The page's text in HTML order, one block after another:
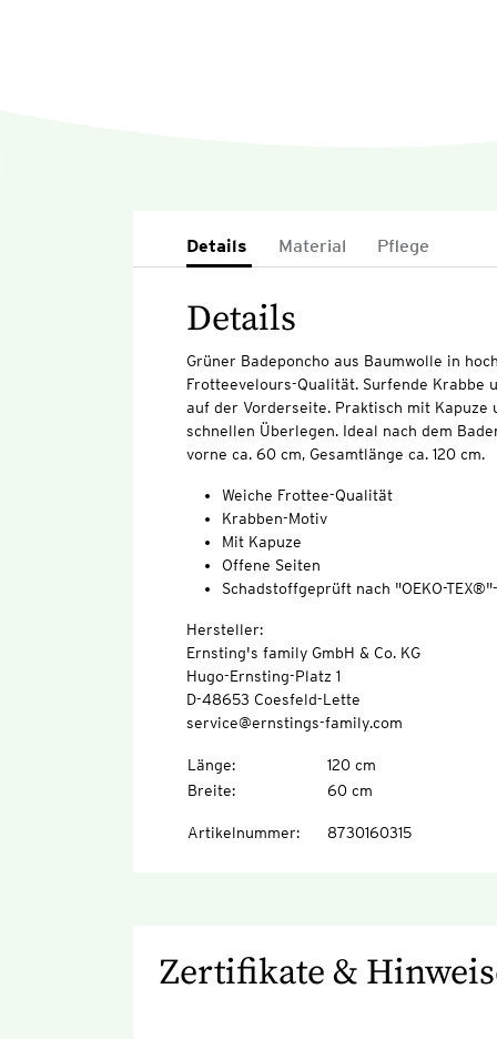
Details Material Pflege
Details
Grüner Badeponcho aus Baumwolle in
Frotteevelours-Qualität. Surfende Krabbe
auf der Vorderseite. Praktisch mit Kapuze
schnellen Überlegen. Ideal nach dem
vorne ca. 60 cm, Gesamtlänge ca. 120 cm.
Weiche Frottee-Qualität
Krabben-Motiv
Mit Kapuze
Offene Seiten
Schadstoffgeprüft nach "OEKO-
Hersteller:
Ernsting's family GmbH & Co. KG
Hugo-Ernsting-Platz 1
D-48653 Coesfeld-Lette
service@ernstings-family.com
Länge:
120 cm
Breite: 60 cm
Artikelnummer: 8730160315
Zertifikate &